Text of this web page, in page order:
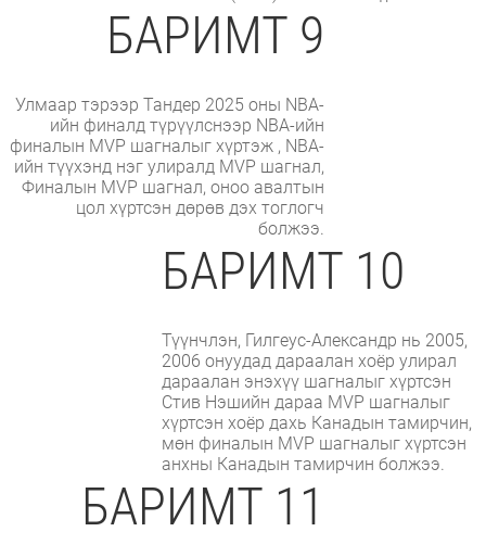
БАРИМТ 9
Улмаар тэрээр Тандер 2025 оны NBA-
ийн финалд түрүүлснээр NBA-ийн
финалын MVP шагналыг хүртэж , NBA-
ийн түүхэнд нэг улиралд MVP шагнал,
Финалын MVP шагнал, оноо авалтын
цол хүртсэн дөрөв дэх тоглогч
болжээ.
БАРИМТ 10
Түүнчлэн, Гилгеус-Александр нь 2005,
2006 онуудад дараалан хоёр улирал
дараалан энэхүү шагналыг хүртсэн
Стив Нэшийн дараа MVP шагналыг
хүртсэн хоёр дахь Канадын тамирчин,
мөн финалын MVP шагналыг хүртсэн
анхны Канадын тамирчин болжээ.
БАРИМТ 11